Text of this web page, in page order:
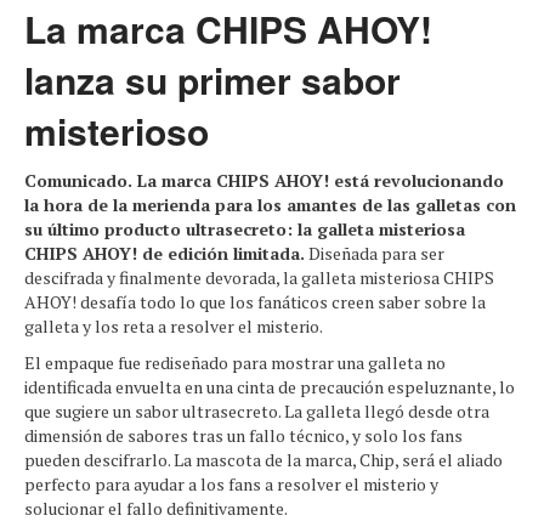
La marca CHIPS AHOY!
lanza su primer sabor
misterioso
Comunicado. La marca CHIPS AHOY! está revolucionando
la hora de la merienda para los amantes de las galletas con
su último producto ultrasecreto: la galleta misteriosa
CHIPS AHOY! de edición limitada. Diseñada para ser
descifrada y finalmente devorada, la galleta misteriosa CHIPS
AHOY! desafía todo lo que los fanáticos creen saber sobre la
galleta y los reta a resolver el misterio.
El empaque fue rediseñado para mostrar una galleta no
identificada envuelta en una cinta de precaución espeluznante, lo
que sugiere un sabor ultrasecreto. La galleta llegó desde otra
dimensión de sabores tras un fallo técnico, y solo los fans
pueden descifrarlo. La mascota de la marca, Chip, será el aliado
perfecto para ayudar a los fans a resolver el misterio y
solucionar el fallo definitivamente.